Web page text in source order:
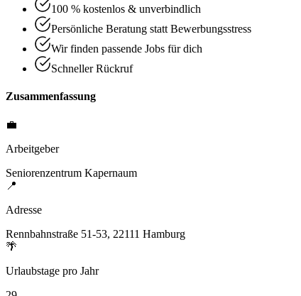
100 % kostenlos & unverbindlich
Persönliche Beratung statt Bewerbungsstress
Wir finden passende Jobs für dich
Schneller Rückruf
Zusammenfassung
💼
Arbeitgeber
Seniorenzentrum Kapernaum
📍
Adresse
Rennbahnstraße 51-53, 22111 Hamburg
🌴
Urlaubstage pro Jahr